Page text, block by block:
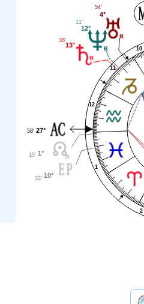
1
2
10
11
12
4°
54'
12°
11'
13°
38'
27°
58'
1°
15'
10°
33'